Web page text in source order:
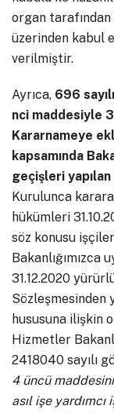
organ tarafından
üzerinden kabul
verilmiştir.
Ayrıca, 696
nci maddesiyle
Kararnameye
kapsamında
geçişleri
Kurulunca
hükümleri
söz konusu
Bakanlığımızca
31.12.2020
Sözleşmesinden
hususuna ilişkin
Hizmetler
2418040 sayılı
4 üncü
asıl işe